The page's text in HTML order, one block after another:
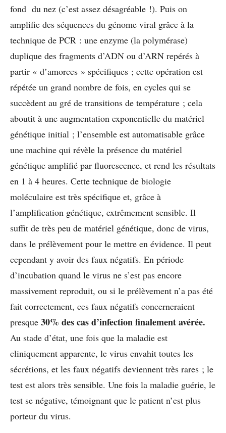
fond du nez (c’est assez désagréable !). Puis on
amplifie des séquences du génome viral grâce à la
technique de PCR : une enzyme (la polymérase)
duplique des fragments d’ADN ou d’ARN repérés à
partir « d’amorces » spécifiques ; cette opération est
répétée un grand nombre de fois, en cycles qui se
succèdent au gré de transitions de température ; cela
aboutit à une augmentation exponentielle du matériel
génétique initial ; l’ensemble est automatisable grâce
une machine qui révèle la présence du matériel
génétique amplifié par fluorescence, et rend les résultats
en 1 à 4 heures. Cette technique de biologie
moléculaire est très spécifique et, grâce à
l’amplification génétique, extrêmement sensible. Il
suffit de très peu de matériel génétique, donc de virus,
dans le prélèvement pour le mettre en évidence. Il peut
cependant y avoir des faux négatifs. En période
d’incubation quand le virus ne s’est pas encore
massivement reproduit, ou si le prélèvement n’a pas été
fait correctement, ces faux négatifs concerneraient
presque 30% des cas d’infection finalement avérée.
Au stade d’état, une fois que la maladie est
cliniquement apparente, le virus envahit toutes les
sécrétions, et les faux négatifs deviennent très rares ; le
test est alors très sensible. Une fois la maladie guérie, le
test se négative, témoignant que le patient n’est plus
porteur du virus.